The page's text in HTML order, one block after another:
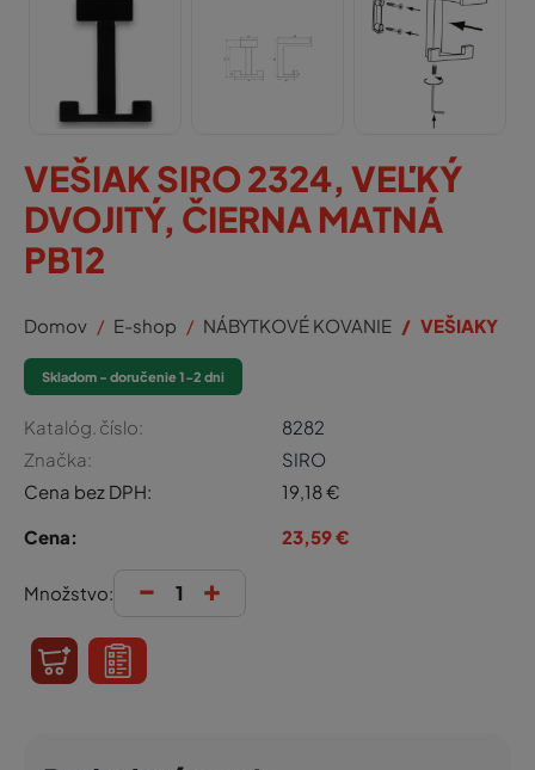
VEŠIAK SIRO 2324, VEĽKÝ
DVOJITÝ, ČIERNA MATNÁ
PB12
Domov E-shop NÁBYTKOVÉ KOVANIE VEŠIAKY
Skladom - doručenie 1-2 dni
Katalóg. číslo:
8282
Značka:
SIRO
Cena bez DPH:
19,18€
Cena:
23,59€
Množstvo: - +